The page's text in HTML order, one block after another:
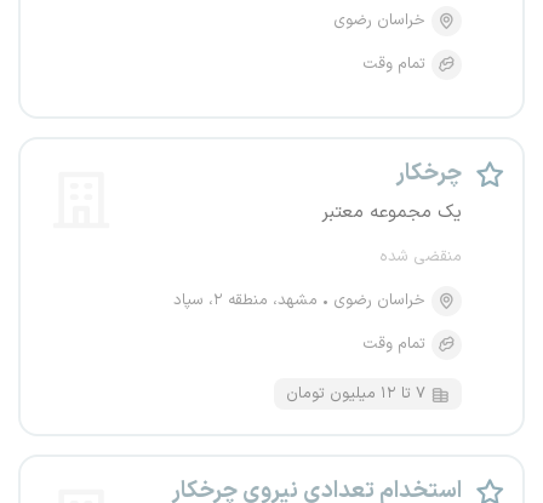
خراسان رضوی
تمام وقت
چرخکار
یک مجموعه معتبر
منقضی شده
خراسان رضوی
مشهد، منطقه ۲، سپاد
تمام وقت
۷ تا ۱۲ میلیون تومان
استخدام تعدادی نیروی چرخکار